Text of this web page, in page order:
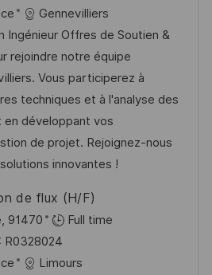
o
b
-
I
D
Gennevilliers
Ingénieur Offres de Soutien &
rejoindre notre équipe
Vous participerez à
techniques et à l'analyse des
développant vos
de projet. Rejoignez-nous
innovantes !
de flux (H/F)
91470
Full time
R0328024
Limours